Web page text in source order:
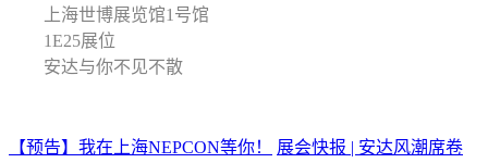
上海世博展览馆1号馆
1E25展位
安达与你不见不散
【预告】我在上海NEPCON等你！
展会快报 | 安达风潮席卷